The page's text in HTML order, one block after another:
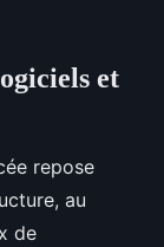
et
repose
au
de